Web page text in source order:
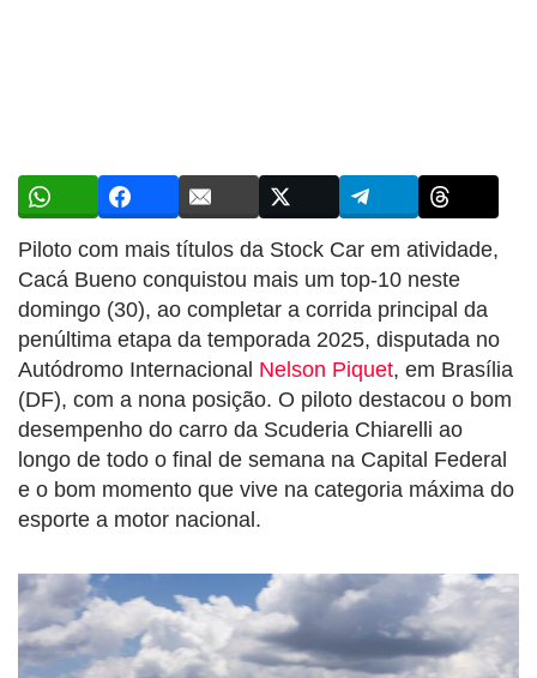
Piloto com mais títulos da Stock Car em atividade,
Cacá Bueno conquistou mais um top-10 neste
domingo (30), ao completar a corrida principal da
penúltima etapa da temporada 2025, disputada no
Autódromo Internacional Nelson Piquet, em Brasília
(DF), com a nona posição. O piloto destacou o bom
desempenho do carro da Scuderia Chiarelli ao
longo de todo o final de semana na Capital Federal
e o bom momento que vive na categoria máxima do
esporte a motor nacional.